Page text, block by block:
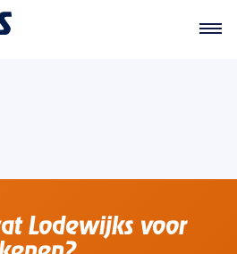
Lodewijks voor